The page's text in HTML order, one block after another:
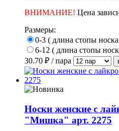
ВНИМАНИЕ! Цена
Размеры:
0-3 ( длина стопы
6-12 ( длина стопы
30.70 ₽ / пара
Носки женские с
"Мишка" арт. 2275